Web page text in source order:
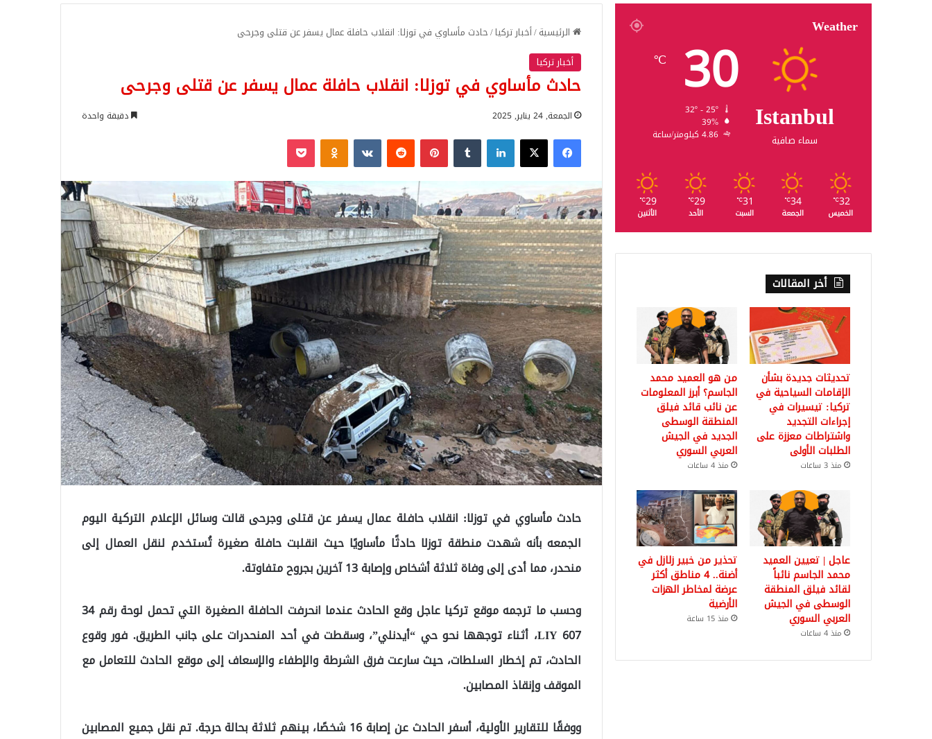
الرئيسية/أخبار تركيا/حادث مأساوي في توزلا: انقلاب حافلة عمال يسفر عن قتلى وجرحى
أخبار تركيا
حادث مأساوي في توزلا: انقلاب حافلة عمال يسفر عن قتلى وجرحى
الجمعة, 24 يناير, 2025 دقيقة واحدة
فيسبوك‫X لينكدإن بينتيريست Odnoklassniki
‫Pocket
حادث مأساوي في توزلا: انقلاب حافلة عمال يسفر عن قتلى وجرحى قالت وسائل الإعلام التركية اليوم
الجمعه بأنه شهدت منطقة توزلا حادثًا مأساويًا حيث انقلبت حافلة صغيرة تُستخدم لنقل العمال إلى
منحدر، مما أدى إلى وفاة ثلاثة أشخاص وإصابة 13 آخرين بجروح متفاوتة.
وحسب ما ترجمه موقع تركيا عاجل وقع الحادث عندما انحرفت الحافلة الصغيرة التي تحمل لوحة رقم 34
LIY 607، أثناء توجهها نحو حي “أيدنلي”، وسقطت في أحد المنحدرات على جانب الطريق. فور وقوع
الحادث، تم إخطار السلطات، حيث سارعت فرق الشرطة والإطفاء والإسعاف إلى موقع الحادث للتعامل مع
الموقف وإنقاذ المصابين.
ووفقًا للتقارير الأولية، أسفر الحادث عن إصابة 16 شخصًا، بينهم ثلاثة بحالة حرجة. تم نقل جميع المصابين
Weather
Istanbul
سماء صافية
30
℃
39%
4.86 كيلومتر/ساعة
32
℃
الخميس
34
℃
الجمعة
31
℃
السبت
29
℃
الأحد
29
℃
الأثنين
أخر المقالات
تحديثات جديدة بشأن
الإقامات السياحية في
تركيا: تيسيرات في
إجراءات التجديد
واشتراطات معززة على
الطلبات الأولى
منذ 3 ساعات
من هو العميد محمد
الجاسم؟ أبرز المعلومات
عن نائب قائد فيلق
المنطقة الوسطى
الجديد في الجيش
العربي السوري
منذ 4 ساعات
عاجل | تعيين العميد
محمد الجاسم نائباً
لقائد فيلق المنطقة
الوسطى في الجيش
العربي السوري
منذ 4 ساعات
تحذير من خبير زلازل في
أضنة.. 4 مناطق أكثر
عرضة لمخاطر الهزات
الأرضية
منذ 15 ساعة